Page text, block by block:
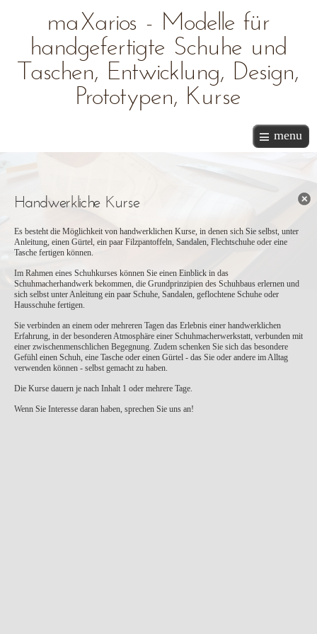
maXarios - Modelle für
handgefertigte Schuhe und
Taschen, Entwicklung, Design,
Prototypen, Kurse
menu
Handwerkliche Kurse
Es besteht die Möglichkeit von handwerklichen Kurse, in denen sich Sie selbst, unter
Anleitung, einen Gürtel, ein paar Filzpantoffeln, Sandalen, Flechtschuhe oder eine
Tasche fertigen können.
Im Rahmen eines Schuhkurses können Sie einen Einblick in das
Schuhmacherhandwerk bekommen, die Grundprinzipien des Schuhbaus erlernen und
sich selbst unter Anleitung ein paar Schuhe, Sandalen, geflochtene Schuhe oder
Hausschuhe fertigen.
Sie verbinden an einem oder mehreren Tagen das Erlebnis einer handwerklichen
Erfahrung, in der besonderen Atmosphäre einer Schuhmacherwerkstatt, verbunden mit
einer zwischenmenschlichen Begegnung. Zudem schenken Sie sich das besondere
Gefühl einen Schuh, eine Tasche oder einen Gürtel - das Sie oder andere im Alltag
verwenden können - selbst gemacht zu haben.
Die Kurse dauern je nach Inhalt 1 oder mehrere Tage.
Wenn Sie Interesse daran haben, sprechen Sie uns an!